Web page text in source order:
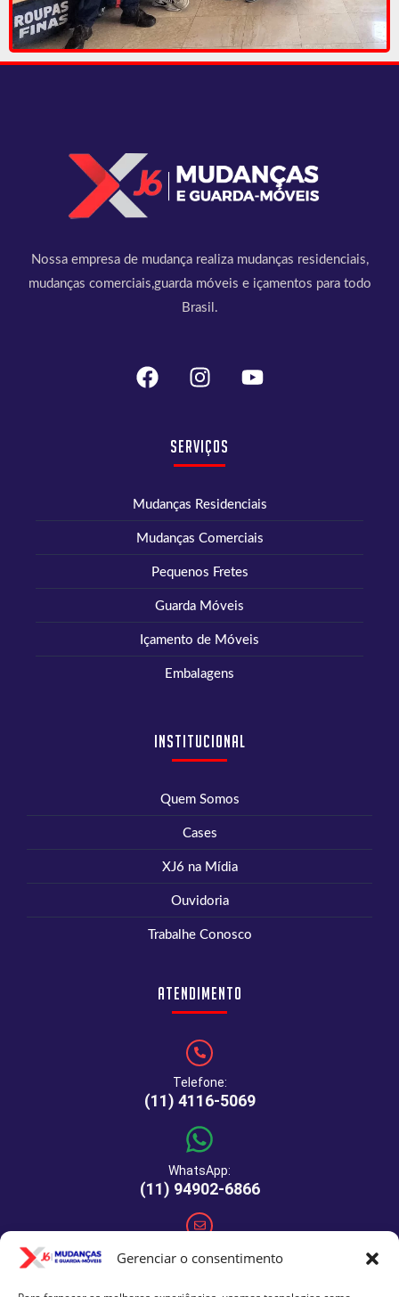
Gerenciar o consentimento
Nossa empresa de mudança realiza mudanças residenciais,
mudanças comerciais,guarda móveis e içamentos para todo
Brasil.
Serviços
Mudanças Residenciais
Mudanças Comerciais
Pequenos Fretes
Guarda Móveis
Içamento de Móveis
Embalagens
Institucional
Quem Somos
Cases
XJ6 na Mídia
Ouvidoria
Trabalhe Conosco
Atendimento
Telefone:
(11) 4116-5069
WhatsApp:
(11) 94902-6866
E-mail: